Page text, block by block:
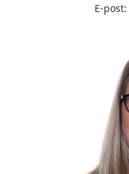
E-post: